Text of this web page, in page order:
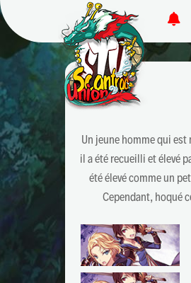
Un jeune homme qui est
il a été recueilli et élevé
été élevé comme un
Cependant, hoqué